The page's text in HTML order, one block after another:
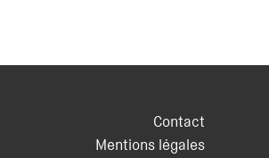
Contact
Mentions légales